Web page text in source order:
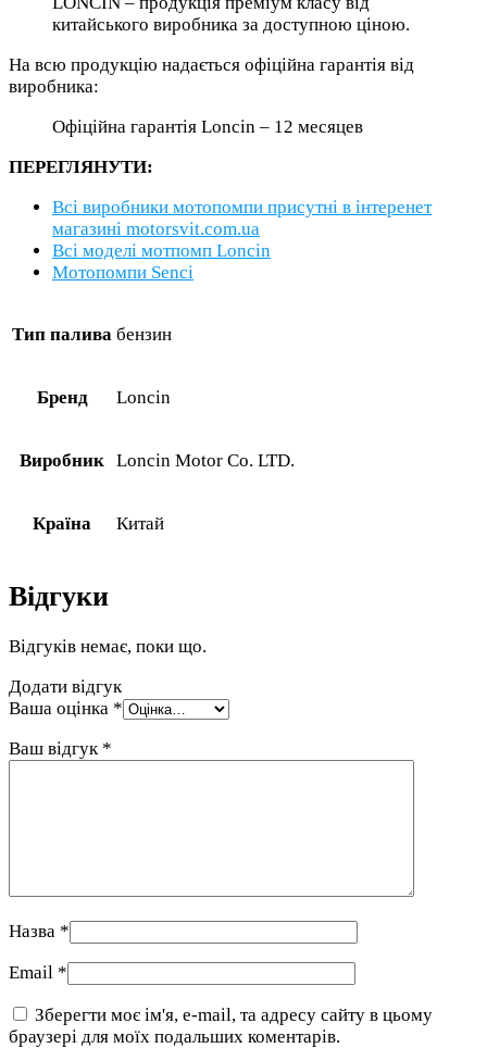
китайського виробника за доступною ціною.
На всю продукцію надається офіційна гарантія від
виробника:
Офіційна гарантія Loncin – 12 месяцев
ПЕРЕГЛЯНУТИ:
Всі виробники мотопомпи присутні в інтеренет
магазині motorsvit.com.ua
Всі моделі мотпомп Loncin
Мотопомпи Senci
Тип палива бензин
Бренд Loncin
Виробник Loncin Motor Co. LTD.
Країна Китай
Відгуки
Відгуків немає, поки що.
Додати відгук
Ваша оцінка *
Ваш відгук *
Назва *
Email *
Зберегти моє ім'я, e-mail, та адресу сайту в цьому
браузері для моїх подальших коментарів.